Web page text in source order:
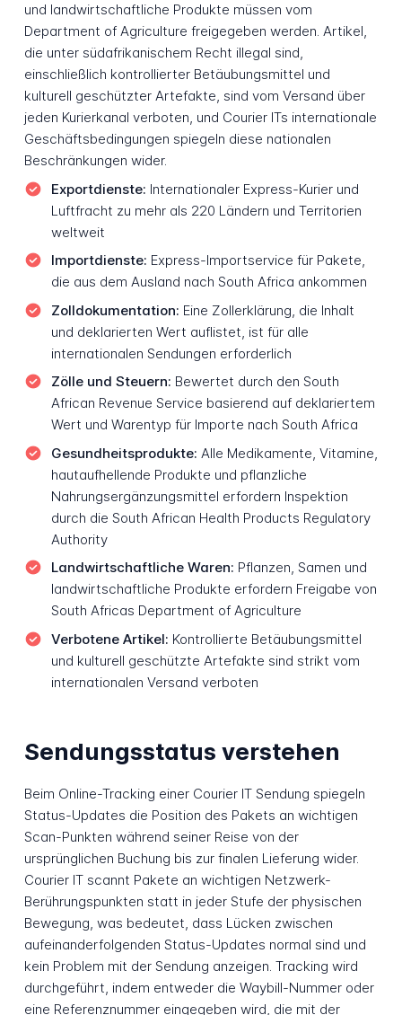
und landwirtschaftliche Produkte müssen vom
Department of Agriculture freigegeben werden. Artikel,
die unter südafrikanischem Recht illegal sind,
einschließlich kontrollierter Betäubungsmittel und
kulturell geschützter Artefakte, sind vom Versand über
jeden Kurierkanal verboten, und Courier ITs internationale
Geschäftsbedingungen spiegeln diese nationalen
Beschränkungen wider.
Exportdienste: Internationaler Express-Kurier und
Luftfracht zu mehr als 220 Ländern und Territorien
weltweit
Importdienste: Express-Importservice für Pakete,
die aus dem Ausland nach South Africa ankommen
Zolldokumentation: Eine Zollerklärung, die Inhalt
und deklarierten Wert auflistet, ist für alle
internationalen Sendungen erforderlich
Zölle und Steuern: Bewertet durch den South
African Revenue Service basierend auf deklariertem
Wert und Warentyp für Importe nach South Africa
Gesundheitsprodukte: Alle Medikamente, Vitamine,
hautaufhellende Produkte und pflanzliche
Nahrungsergänzungsmittel erfordern Inspektion
durch die South African Health Products Regulatory
Authority
Landwirtschaftliche Waren: Pflanzen, Samen und
landwirtschaftliche Produkte erfordern Freigabe von
South Africas Department of Agriculture
Verbotene Artikel: Kontrollierte Betäubungsmittel
und kulturell geschützte Artefakte sind strikt vom
internationalen Versand verboten
Sendungsstatus verstehen
Beim Online-Tracking einer Courier IT Sendung spiegeln
Status-Updates die Position des Pakets an wichtigen
Scan-Punkten während seiner Reise von der
ursprünglichen Buchung bis zur finalen Lieferung wider.
Courier IT scannt Pakete an wichtigen Netzwerk-
Berührungspunkten statt in jeder Stufe der physischen
Bewegung, was bedeutet, dass Lücken zwischen
aufeinanderfolgenden Status-Updates normal sind und
kein Problem mit der Sendung anzeigen. Tracking wird
durchgeführt, indem entweder die Waybill-Nummer oder
eine Referenznummer eingegeben wird, die mit der